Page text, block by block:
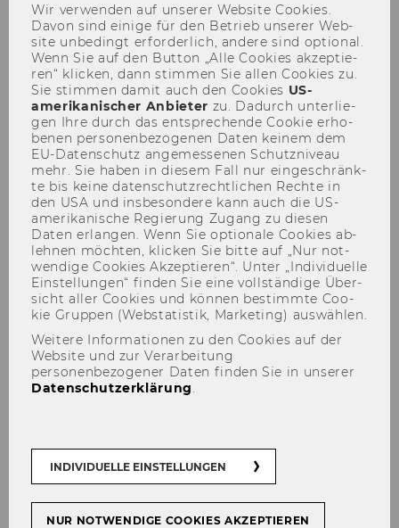
Advanced Transfer Pricing
Course (Specific Topics),
19.-23.09.2022
Der Inhalt dieser Seite ist aktuell nur auf
Englisch verfügbar.
2022 Advanced Transfer
Topics)
Wir ver­wen­den auf un­se­rer Web­site Coo­kies.
Davon sind ei­ni­ge für den Be­trieb un­se­rer Web­
site un­be­dingt er­for­der­lich, an­de­re sind op­tio­nal.
Wenn Sie auf den But­ton „Alle Coo­kies ak­zep­tie­
ren“ kli­cken, dann stim­men Sie allen Coo­kies zu.
Sie stim­men damit auch den Coo­kies US-​
amerikanischer An­bie­ter zu. Da­durch un­ter­lie­
gen Ihre durch das ent­spre­chen­de Coo­kie er­ho­
be­nen per­so­nen­be­zo­ge­nen Daten kei­nem dem
EU-​Datenschutz an­ge­mes­se­nen Schutz­ni­veau
mehr. Sie haben in die­sem Fall nur ein­ge­schränk­
te bis keine da­ten­schutz­recht­li­chen Rech­te in
den USA und ins­be­son­de­re kann auch die US-​
amerikanische Re­gie­rung Zu­gang zu die­sen
Daten er­lan­gen. Wenn Sie op­tio­na­le Coo­kies ab­
leh­nen möch­ten, kli­cken Sie bitte auf „Nur not­
wen­di­ge Coo­kies Ak­zep­tie­ren“. Unter „In­di­vi­du­el­le
Ein­stel­lun­gen“ fin­den Sie eine voll­stän­di­ge Über­
sicht aller Coo­kies und kön­nen be­stimm­te Coo­
kie Grup­pen (Web­sta­tis­tik, Mar­ke­ting) aus­wäh­len.
Weitere Informationen zu den Cookies auf der
Website und zur Verarbeitung
personenbezogener Daten finden Sie in unserer
Datenschutzerklärung
INDIVIDUELLE EINSTELLUNGEN
NUR NOTWENDIGE COOKIES AKZEPTIEREN